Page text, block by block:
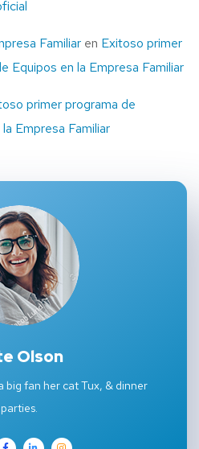
Familiar en Exitoso primer
Equipos en la Empresa Familiar
primer programa de
Empresa Familiar
Olson
big fan her cat Tux, & dinner
parties.